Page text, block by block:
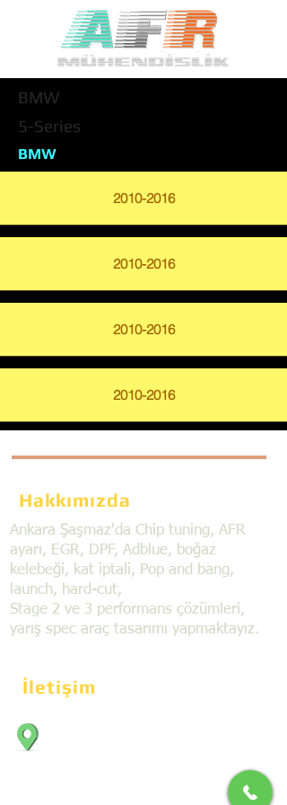
BMW
5-Series
BMW
2010-2016
2010-2016
2010-2016
2010-2016
Hakkımızda
Ankara Şaşmaz'da Chip tuning, AFR
ayarı, EGR, DPF, Adblue, boğaz
kelebeği, kat iptali, Pop and bang,
launch, hard-cut,
Stage 2 ve 3 performans çözümleri,
yarış spec araç tasarımı yapmaktayız.
İletişim